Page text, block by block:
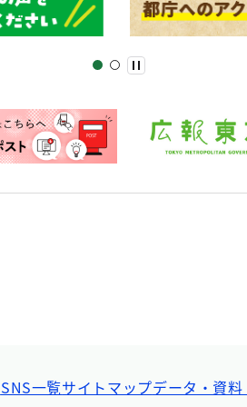
SNS一覧サイトマップデータ・資